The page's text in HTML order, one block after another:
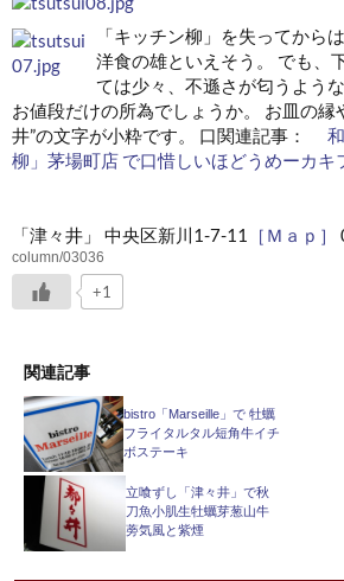
「キッチン柳」を失ってから
洋食の雄といえそう。 でも、
ては少々、不遜さが匂うよう
お値段だけの所為でしょうか。 お皿の縁
井”の文字が小粋です。 口関連記事：
柳」茅場町店 で口惜しいほどうめーカキ
「津々井」 中央区新川1-7-11 ［Ｍａｐ］
column/03036
+1
関連記事
bistro「Marseille」で 牡蠣
フライタルタル短角牛イチ
ボステーキ
立喰ずし「津々井」で秋
刀魚小肌生牡蠣芽葱山牛
蒡気風と紫煙